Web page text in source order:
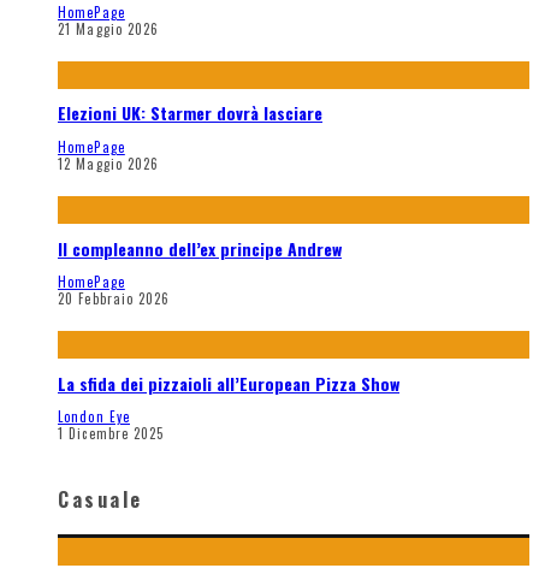
HomePage
21 Maggio 2026
Elezioni UK: Starmer dovrà lasciare
HomePage
12 Maggio 2026
Il compleanno dell’ex principe Andrew
HomePage
20 Febbraio 2026
La sfida dei pizzaioli all’European Pizza Show
London Eye
1 Dicembre 2025
Casuale